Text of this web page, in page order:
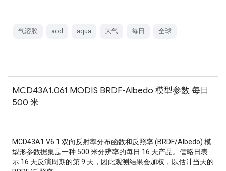
气溶胶 aod aqua 大气 每日 全球
MCD43A1.061 MODIS BRDF-Albedo 模型参数 每日
500 米
MCD43A1 V6.1 双向反射率分布函数和反照率 (BRDF/Albedo) 模
型形参数据集是一种 500 米分辨率的每日 16 天产品。儒略日表
示 16 天反演周期的第 9 天，因此观测结果会加权，以估计当天的